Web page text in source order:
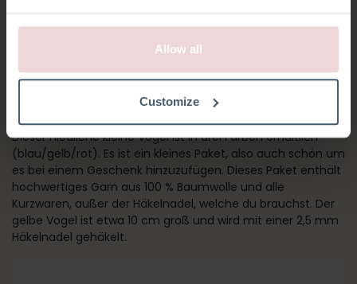
Allow all
Customize
GELBER VOGEL
Holen Sie sich mit dem gelben Vogel etwas Natur ins Haus!
Dieser niedliche kleine Vogel ist in drei Farben erhältlich
(blau/gelb/rot). Es ist ein kleines Paket, also auch schön um
es bei einem Geschenk hinzuzufügen. Dieses Paket enthält
hochwertiges Garn aus 100 % Baumwolle und alle
Kurzwaren, außer der Häkelnadel, welche du brauchst. Der
gelbe Vogel ist etwa 10 cm groß und wird mit einer 2,5 mm
Häkelnadel gehäkelt.